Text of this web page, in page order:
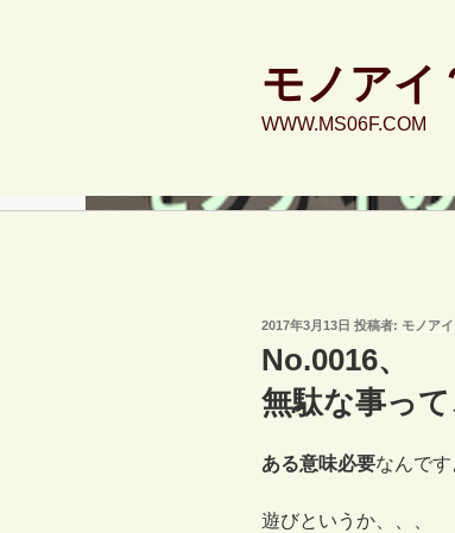
キ
モノアイ
WWW.MS06F.COM
投
日:
2017年3月13日 投稿者: モノアイ
No.0016、
無駄な事って
ある意味必要なんです
遊びというか、、、